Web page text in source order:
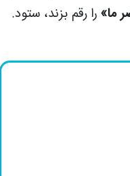
ما» را رقم بزند، ستود.